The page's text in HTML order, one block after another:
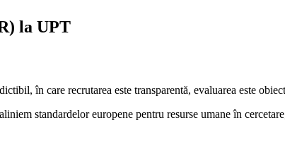
la UPT
în care recrutarea este transparentă, evaluarea este
standardelor europene pentru resurse umane în